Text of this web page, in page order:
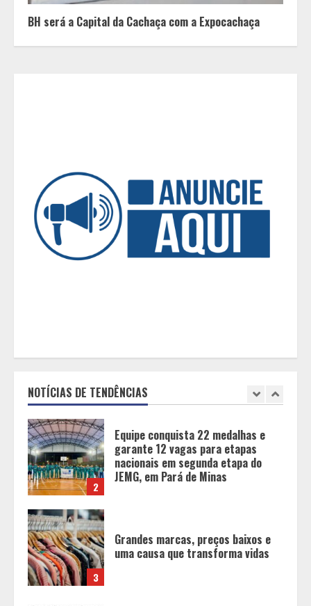
BH será a Capital da Cachaça com a Expocachaça
NOTÍCIAS DE TENDÊNCIAS
5
perfeitos” da internet: Como a
busca por uma criação idealizada
afeta a saúde mental da família
Tecnologia muda papel do
professor, que passa de
2
garante 12 vagas para etapas
JEMG, em Pará de Minas
3
Grandes marcas, preços baixos e
uma causa que transforma vidas
4
Tecnologia que “lê” o solo
transforma manejo agrícola e
comprova ganhos de produtividade